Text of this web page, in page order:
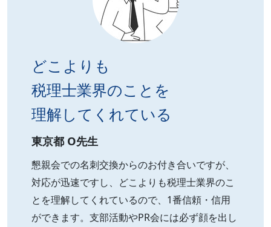
どこよりも
税理士業界のことを
理解してくれている
東京都 O先生
懇親会での名刺交換からのお付き合いですが、
対応が迅速ですし、どこよりも税理士業界のこ
とを理解してくれているので、1番信頼・信用
ができます。支部活動やPR会には必ず顔を出し